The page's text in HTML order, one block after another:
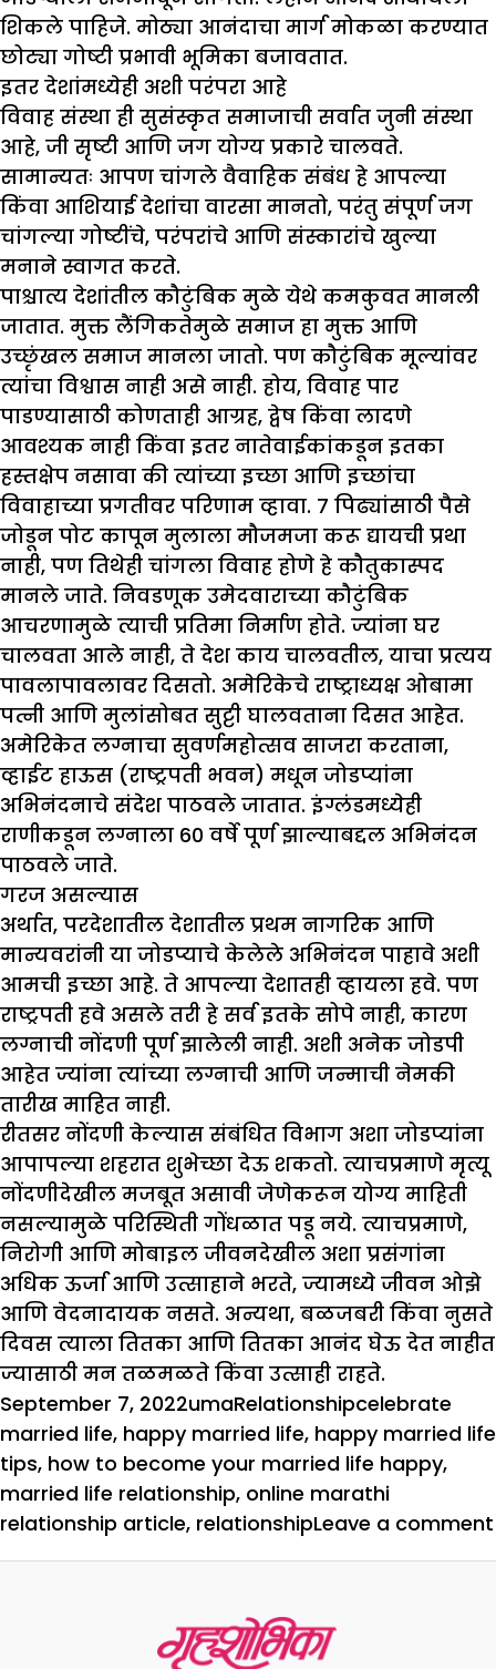
शिकले पाहिजे. मोठ्या आनंदाचा मार्ग मोकळा करण्यात
छोट्या गोष्टी प्रभावी भूमिका बजावतात.
इतर देशांमध्येही अशी परंपरा आहे
विवाह संस्था ही सुसंस्कृत समाजाची सर्वात जुनी संस्था
आहे, जी सृष्टी आणि जग योग्य प्रकारे चालवते.
सामान्यतः आपण चांगले वैवाहिक संबंध हे आपल्या
किंवा आशियाई देशांचा वारसा मानतो, परंतु संपूर्ण जग
चांगल्या गोष्टींचे, परंपरांचे आणि संस्कारांचे खुल्या
मनाने स्वागत करते.
पाश्चात्य देशांतील कौटुंबिक मुळे येथे कमकुवत मानली
जातात. मुक्त लैंगिकतेमुळे समाज हा मुक्त आणि
उच्छृंखल समाज मानला जातो. पण कौटुंबिक मूल्यांवर
त्यांचा विश्वास नाही असे नाही. होय, विवाह पार
पाडण्यासाठी कोणताही आग्रह, द्वेष किंवा लादणे
आवश्यक नाही किंवा इतर नातेवाईकांकडून इतका
हस्तक्षेप नसावा की त्यांच्या इच्छा आणि इच्छांचा
विवाहाच्या प्रगतीवर परिणाम व्हावा. 7 पिढ्यांसाठी पैसे
जोडून पोट कापून मुलाला मौजमजा करू द्यायची प्रथा
नाही, पण तिथेही चांगला विवाह होणे हे कौतुकास्पद
मानले जाते. निवडणूक उमेदवाराच्या कौटुंबिक
आचरणामुळे त्याची प्रतिमा निर्माण होते. ज्यांना घर
चालवता आले नाही, ते देश काय चालवतील, याचा प्रत्यय
पावलापावलावर दिसतो. अमेरिकेचे राष्ट्राध्यक्ष ओबामा
पत्नी आणि मुलांसोबत सुट्टी घालवताना दिसत आहेत.
अमेरिकेत लग्नाचा सुवर्णमहोत्सव साजरा करताना,
व्हाईट हाऊस (राष्ट्रपती भवन) मधून जोडप्यांना
अभिनंदनाचे संदेश पाठवले जातात. इंग्लंडमध्येही
राणीकडून लग्नाला 60 वर्षे पूर्ण झाल्याबद्दल अभिनंदन
पाठवले जाते.
गरज असल्यास
अर्थात, परदेशातील देशातील प्रथम नागरिक आणि
मान्यवरांनी या जोडप्याचे केलेले अभिनंदन पाहावे अशी
आमची इच्छा आहे. ते आपल्या देशातही व्हायला हवे. पण
राष्ट्रपती हवे असले तरी हे सर्व इतके सोपे नाही, कारण
लग्नाची नोंदणी पूर्ण झालेली नाही. अशी अनेक जोडपी
आहेत ज्यांना त्यांच्या लग्नाची आणि जन्माची नेमकी
तारीख माहित नाही.
रीतसर नोंदणी केल्यास संबंधित विभाग अशा जोडप्यांना
आपापल्या शहरात शुभेच्छा देऊ शकतो. त्याचप्रमाणे मृत्यू
नोंदणीदेखील मजबूत असावी जेणेकरून योग्य माहिती
नसल्यामुळे परिस्थिती गोंधळात पडू नये. त्याचप्रमाणे,
निरोगी आणि मोबाइल जीवनदेखील अशा प्रसंगांना
अधिक ऊर्जा आणि उत्साहाने भरते, ज्यामध्ये जीवन ओझे
आणि वेदनादायक नसते. अन्यथा, बळजबरी किंवा नुसते
दिवस त्याला तितका आणि तितका आनंद घेऊ देत नाहीत
ज्यासाठी मन तळमळते किंवा उत्साही राहते.
Posted
on
September 7, 2022Author
umaCategories
RelationshipTags
celebrate
married life, happy married life, happy married life
tips, how to become your married life happy,
married life relationship, online marathi
relationship article, relationshipLeave a comment